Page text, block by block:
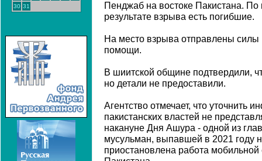
30 31
Пенджаб на востоке Пакистана.
результате взрыва есть погибшие.
На место взрыва отправлены силы
помощи.
В шиитской общине подтвердили,
но детали не предоставили.
Агентство отмечает, что уточнить
пакистанских властей не
накануне Дня Ашура - одной из
мусульман, выпавшей в 2021 году
приостановлена работа мобильной